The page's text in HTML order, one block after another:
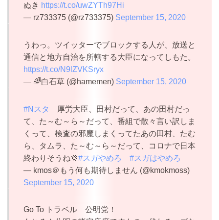
ぬき https://t.co/uwZYTh97Hi
— rz733375 (@rz733375) September 15, 2020
うわっ。ツイッターでブロックする人が、放送と
通信と地方自治を所轄する大臣になってしもた。
https://t.co/N9lZVKSryx
— 🌈白石草 (@hamemen) September 15, 2020
#Nスタ
厚労大臣、田村だって、あの田村だっ
て、た～む～ら～だって、番組で散々言い訳しま
くって、検査の邪魔しまくってたあの田村、たむ
ら、タムラ、た～む～ら～だって、コロナで日本
終わりそうね💢#スガやめろ
#スガはやめろ
— kmos＠もう何も期待しません (@kmokmoss)
September 15, 2020
Go To トラベル 公明党！